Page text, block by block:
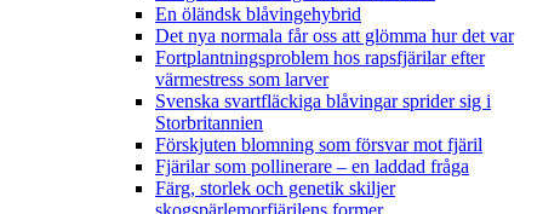
En öländsk blåvingehybrid
Det nya normala får oss att glömma hur det var
Fortplantningsproblem hos rapsfjärilar efter
värmestress som larver
Svenska svartfläckiga blåvingar sprider sig i
Storbritannien
Förskjuten blomning som försvar mot fjäril
Fjärilar som pollinerare – en laddad fråga
Färg, storlek och genetik skiljer
skogspärlemorfjärilens former